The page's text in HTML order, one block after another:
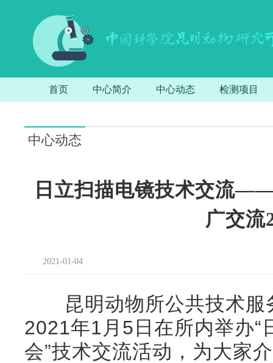
首页 中心简介 中心动态 检测项目
中心动态
日立扫描电镜技术交流
广交流
2021-01-04
昆明动物所公共技术服
2021年1月5日在所内举办“
会”技术交流活动，为大家